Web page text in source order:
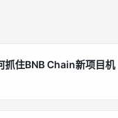
抓住BNB Chain新项目机